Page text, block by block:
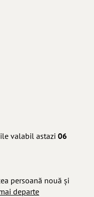
valabil astazi 06
persoană nouă și
departe